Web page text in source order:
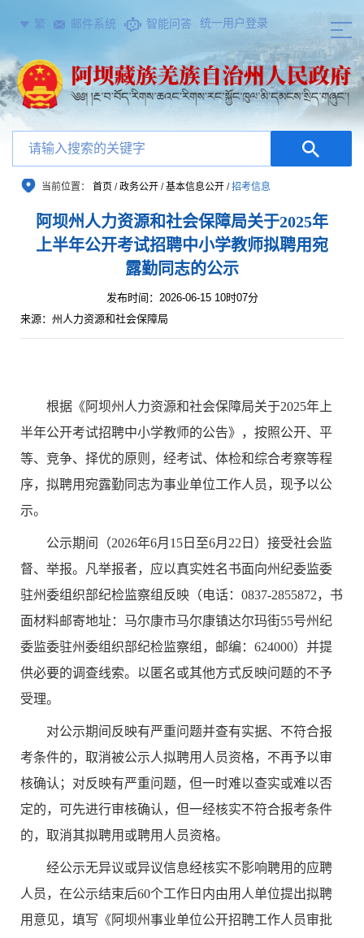
繁 邮件系统 智能问答 统一用户登录
当前位置： 首页 /政务公开 /基本信息公开 /招考信息
阿坝州人力资源和社会保障局关于2025年
上半年公开考试招聘中小学教师拟聘用宛
露勤同志的公示
发布时间：2026-06-15 10时07分
来源：州人力资源和社会保障局
根据《阿坝州人力资源和社会保障局关于2025年上
半年公开考试招聘中小学教师的公告》，按照公开、平
等、竞争、择优的原则，经考试、体检和综合考察等程
序，拟聘用宛露勤同志为事业单位工作人员，现予以公
示。
公示期间（2026年6月 15 日至6月 22 日）接受社会监
督、举报。凡举报者，应以真实姓名书面向州纪委监委
驻州委组织部纪检监察组反映（电话： 0837-2855872，书
面材料邮寄地址：马尔康市马尔康镇达尔玛街55号州纪
委监委驻州委组织部纪检监察组，邮编 ： 624000）并提
供必要的调查线索。以匿名或其他方式反映问题的不予
受理。
对公示期间反映有严重问题并查有实据、不符合报
考条件的，取消被公示人拟聘用人员资格，不再予以审
核确认；对反映有严重问题，但一时难以查实或难以否
定的，可先进行审核确认，但一经核实不符合报考条件
的，取消其拟聘用或聘用人员资格。
经公示无异议或异议信息经核实不影响聘用的应聘
人员，在公示结束后60个工作日内由用人单位提出拟聘
用意见，填写《阿坝州事业单位公开招聘工作人员审批